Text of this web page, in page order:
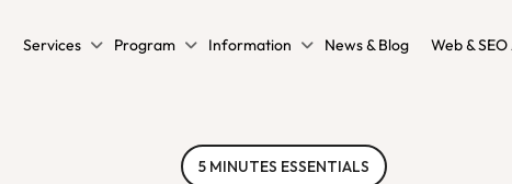
Services Program Information News & Blog Web &
5 MINUTES ESSENTIALS